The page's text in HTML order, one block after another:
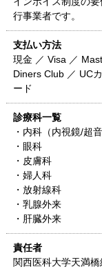
行事業者です。
支払い方法
現金 ／ Visa ／
Diners Club ／ UC
ード
診療科一覧
・内科（内視鏡/超音
・眼科
・皮膚科
・婦人科
・放射線科
・乳腺外来
・肝臓外来
責任者
関西医科大学天満